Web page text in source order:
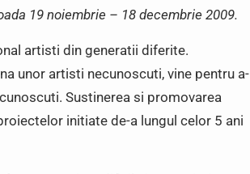
19 noiembrie – 18 decembrie 2009.
artisti din generatii diferite.
unor artisti necunoscuti, vine pentru a-
Sustinerea si promovarea
initiate de-a lungul celor 5 ani